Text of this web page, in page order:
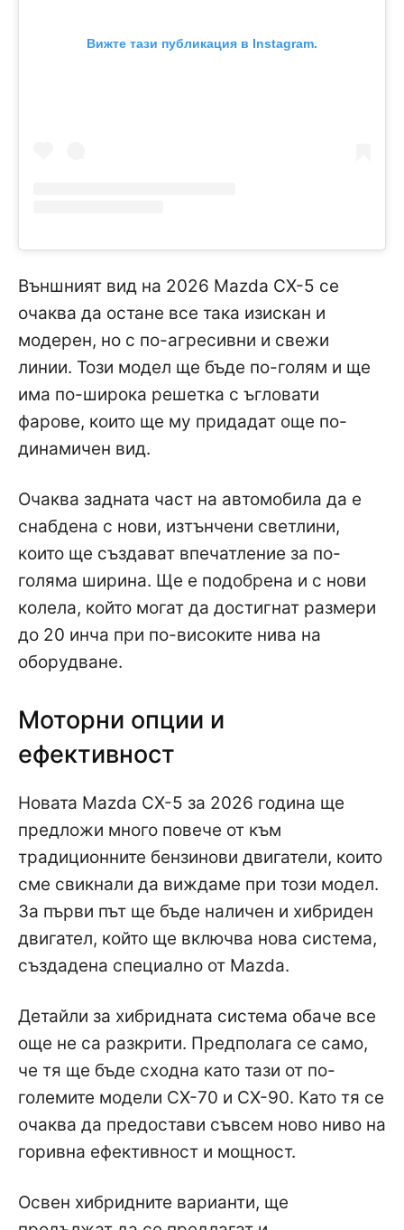
Вижте тази публикация в Instagram.
Външният вид на 2026 Mazda CX-5 се
очаква да остане все така изискан и
модерен, но с по-агресивни и свежи
линии. Този модел ще бъде по-голям и ще
има по-широка решетка с ъгловати
фарове, които ще му придадат още по-
динамичен вид.
Очаква задната част на автомобила да е
снабдена с нови, изтънчени светлини,
които ще създават впечатление за по-
голяма ширина. Ще е подобрена и с нови
колела, който могат да достигнат размери
до 20 инча при по-високите нива на
оборудване.
Моторни опции и
ефективност
Новата Mazda CX-5 за 2026 година ще
предложи много повече от към
традиционните бензинови двигатели, които
сме свикнали да виждаме при този модел.
За първи път ще бъде наличен и хибриден
двигател, който ще включва нова система,
създадена специално от Mazda.
Детайли за хибридната система обаче все
още не са разкрити. Предполага се само,
че тя ще бъде сходна като тази от по-
големите модели CX-70 и CX-90. Като тя се
очаква да предостави съвсем ново ниво на
горивна ефективност и мощност.
Освен хибридните варианти, ще